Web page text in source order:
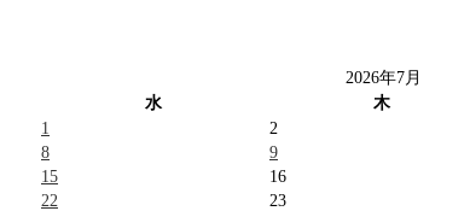
2026年7月
水 木
1
2
8 9
15 16
22 23